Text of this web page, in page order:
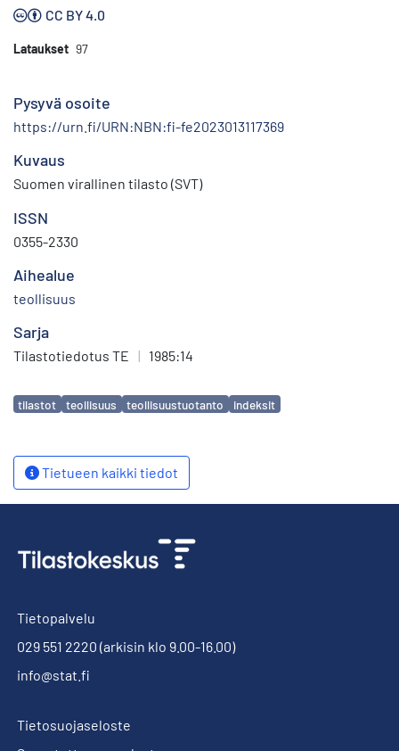
CC BY 4.0
Lataukset 97
Pysyvä osoite
https://urn.fi/URN:NBN:fi-fe2023013117369
Kuvaus
Suomen virallinen tilasto (SVT)
ISSN
0355-2330
Aihealue
teollisuus
Sarja
Tilastotiedotus TE | 1985:14
Avainsanat
tilastot teollisuus teollisuustuotanto indeksit
Tietueen kaikki tiedot
Tietopalvelu
029 551 2220 (arkisin klo 9.00-16.00)
info@stat.fi
Tietosuojaseloste